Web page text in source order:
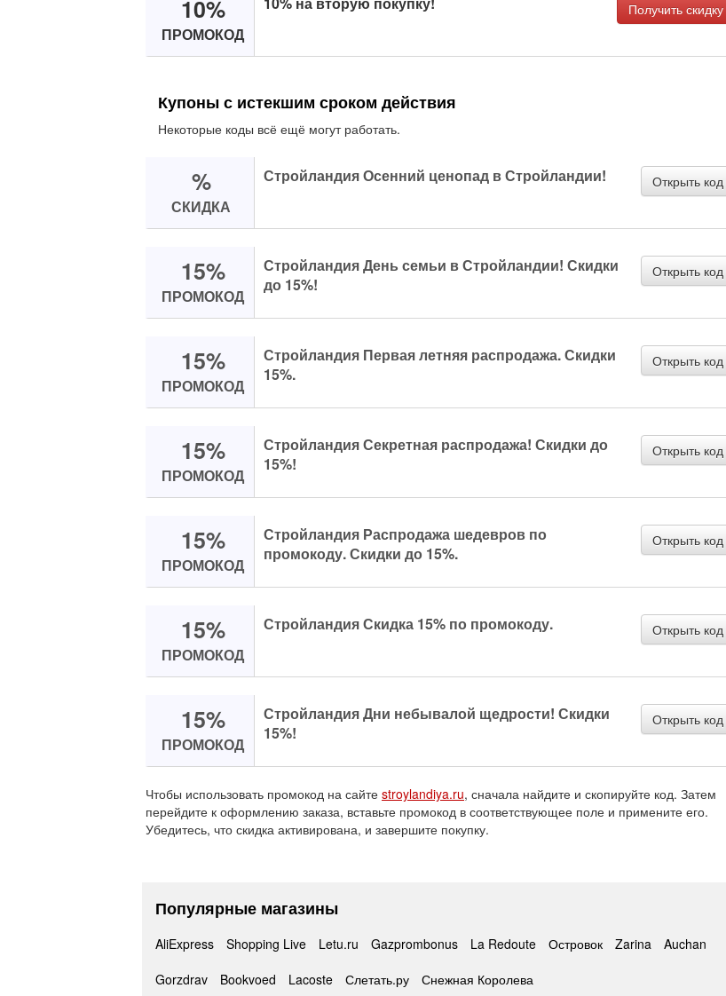
10%
ПРОМОКОД
Получить скидку
Купоны с истекшим сроком действия
Некоторые коды всё ещё могут работать.
%
СКИДКА
Стройландия Осенний ценопад в Стройландии! Открыть код
15%
ПРОМОКОД
Стройландия День семьи в Стройландии! Скидки
до 15%!
Открыть код
15%
ПРОМОКОД
Стройландия Первая летняя распродажа. Скидки
15%.
Открыть код
15%
ПРОМОКОД
Стройландия Секретная распродажа! Скидки до
15%!
Открыть код
15%
ПРОМОКОД
Стройландия Распродажа шедевров по
промокоду. Скидки до 15%.
Открыть код
15%
ПРОМОКОД
Стройландия Скидка 15% по промокоду. Открыть код
15%
ПРОМОКОД
Стройландия Дни небывалой щедрости! Скидки
15%!
Открыть код
Чтобы использовать промокод на сайте stroylandiya.ru, сначала найдите и скопируйте код. Затем
перейдите к оформлению заказа, вставьте промокод в соответствующее поле и примените его.
Убедитесь, что скидка активирована, и завершите покупку.
Популярные магазины
AliExpress Shopping Live Letu.ru Gazprombonus La Redoute Островок Zarina
Auchan
Gorzdrav
Bookvoed Lacoste Слетать.ру Снежная Королева